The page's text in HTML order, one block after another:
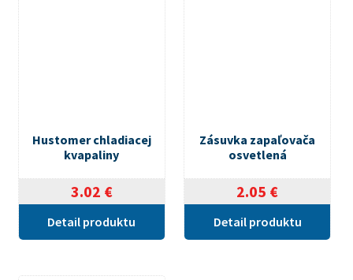
Hustomer chladiacej
kvapaliny
3.02 €
Detail produktu
Zásuvka zapaľovača
osvetlená
2.05 €
Detail produktu